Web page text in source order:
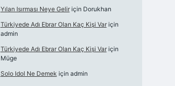
Yılan Isırması Neye Geliriçin Dorukhan
Türkiyede Adı Ebrar Olan Kaç Kişi Variçin
admin
Türkiyede Adı Ebrar Olan Kaç Kişi Variçin
Müge
Solo Idol Ne Demek için admin